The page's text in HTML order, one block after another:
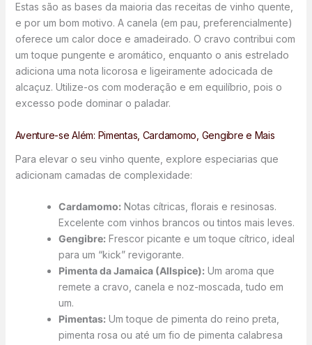
Estas são as bases da maioria das receitas de vinho quente,
e por um bom motivo. A canela (em pau, preferencialmente)
oferece um calor doce e amadeirado. O cravo contribui com
um toque pungente e aromático, enquanto o anis estrelado
adiciona uma nota licorosa e ligeiramente adocicada de
alcaçuz. Utilize-os com moderação e em equilíbrio, pois o
excesso pode dominar o paladar.
Aventure-se Além: Pimentas, Cardamomo, Gengibre e Mais
Para elevar o seu vinho quente, explore especiarias que
adicionam camadas de complexidade:
Cardamomo:Notas cítricas, florais e resinosas.
Excelente com vinhos brancos ou tintos mais leves.
Gengibre:Frescor picante e um toque cítrico, ideal
para um “kick” revigorante.
Pimenta da Jamaica (Allspice):Um aroma que
remete a cravo, canela e noz-moscada, tudo em
um.
Pimentas:Um toque de pimenta do reino preta,
pimenta rosa ou até um fio de pimenta calabresa